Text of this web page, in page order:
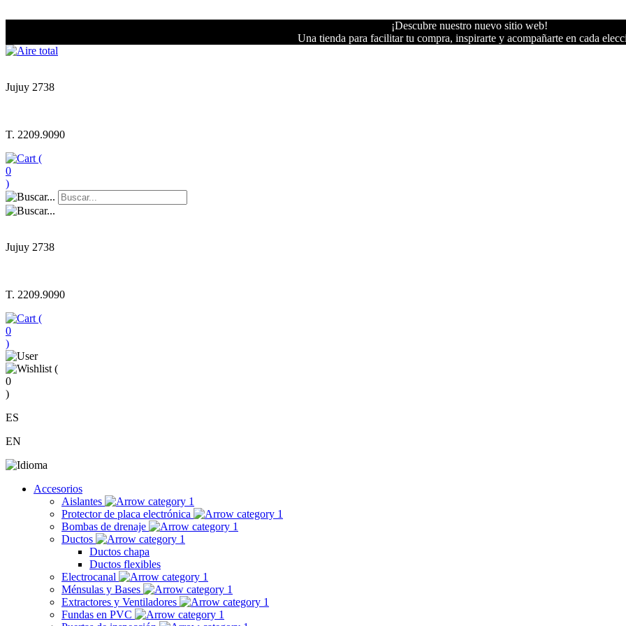
¡Descubre nuestro nuevo sitio web!
Una tienda para facilitar tu compra, inspirarte y acompañarte en cada
Jujuy 2738
T. 2209.9090
(
0
)
Jujuy 2738
T. 2209.9090
(
0
)
(
0
)
ES
EN
Accesorios
Aislantes
Protector de placa electrónica
Bombas de drenaje
Ductos
Ductos chapa
Ductos flexibles
Electrocanal
Ménsulas y Bases
Extractores y Ventiladores
Fundas en PVC